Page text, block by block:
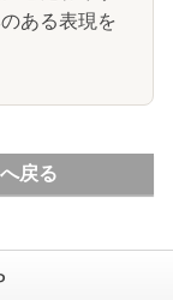
ある表現を
戻る